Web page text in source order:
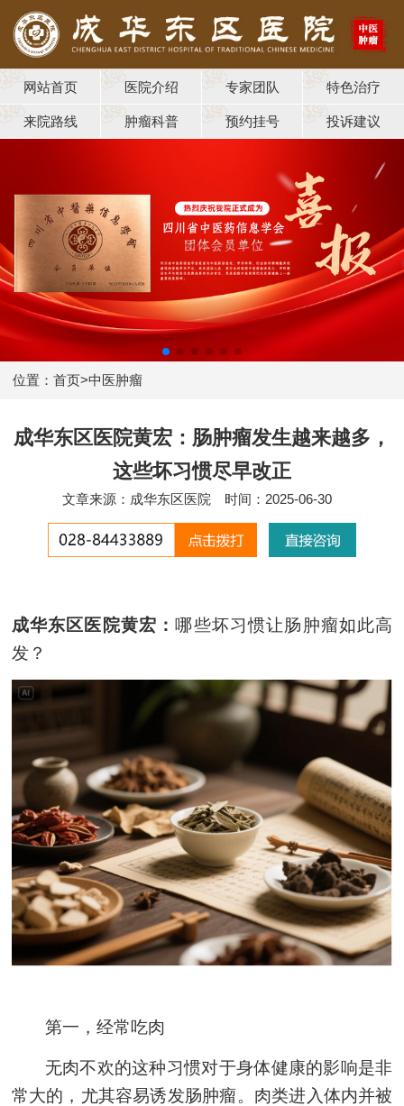
网站首页 医院介绍 专家团队 特色治疗
来院路线 肿瘤科普 预约挂号 投诉建议
位置： 首页>中医肿瘤
成华东区医院黄宏：肠肿瘤发生越来越多，
这些坏习惯尽早改正
文章来源：成华东区医院 时间：2025-06-30
成华东区医院黄宏： 哪些坏习惯让肠 肿瘤如此高
发？
第一，经常吃肉
无肉不欢的这种习惯对于身体健康的影响是非
常大的，尤其容易诱发肠肿瘤。肉类进入体内并被